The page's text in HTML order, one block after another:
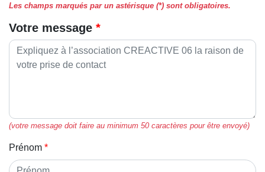
Les champs marqués par un astérisque (*) sont obligatoires.
Votre message
(votre message doit faire au minimum 50 caractères pour être envoyé)
Prénom